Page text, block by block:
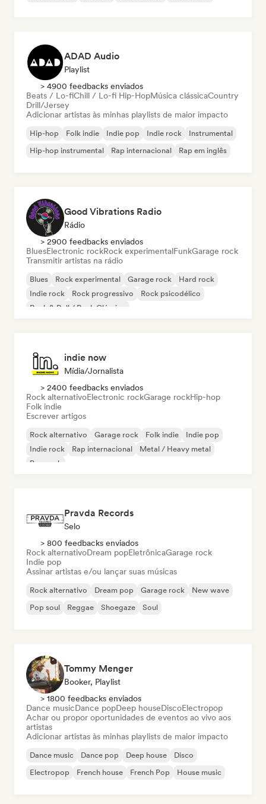
ADAD Audio
Playlist
> 4900 feedbacks enviados
Beats / Lo-fiChill / Lo-fi Hip-HopMúsica clássicaCountry
Drill/Jersey
Adicionar artistas às minhas playlists de maior impacto
Hip-hop Folk indie Indie pop Indie rock
Instrumental
Hip-hop instrumental
Rap internacional Rap em inglês
Good Vibrations Radio
Rádio
> 2900 feedbacks enviados
BluesElectronic rockRock experimentalFunkGarage rock
Transmitir artistas na rádio
Blues Rock experimental Garage rock
Hard rock
Indie rock
Rock progressivo
Rock psicodélico
Rock & Roll / Rock Clássico
indie now
Mídia/Jornalista
> 2400 feedbacks enviados
Rock alternativoElectronic rockGarage rockHip-hop
Folk indie
Escrever artigos
Rock alternativo Garage rock Folk indie
Indie pop
Indie rock
Rap internacional
Metal / Heavy metal
Pop rock
Pravda Records
Selo
> 800 feedbacks enviados
Rock alternativoDream popEletrônicaGarage rock
Indie pop
Assinar artistas e/ou lançar suas músicas
Rock alternativo Dream pop Garage rock
New wave
Pop soul
Reggae Shoegaze Soul
Tommy Menger
Booker, Playlist
> 1800 feedbacks enviados
Dance musicDance popDeep houseDiscoElectropop
Achar ou propor oportunidades de eventos ao vivo aos
artistas
Adicionar artistas às minhas playlists de maior impacto
Dance music Dance pop Deep house
Disco
Electropop
French house French Pop House music